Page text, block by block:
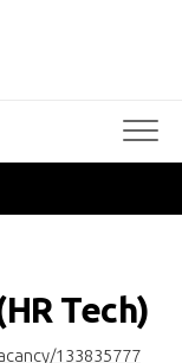
Tech)
133835777